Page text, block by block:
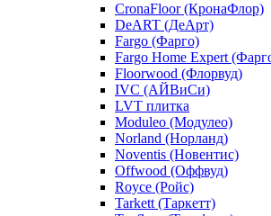
CronaFloor (КронаФлор)
DeART (ДеАрт)
Fargo (Фарго)
Fargo Home Expert
Floorwood (Флорвуд)
IVC (АЙВиСи)
LVT плитка
Moduleo (Модулео)
Norland (Норланд)
Noventis (Новентис)
Offwood (Оффвуд)
Royce (Ройс)
Tarkett (Таркетт)